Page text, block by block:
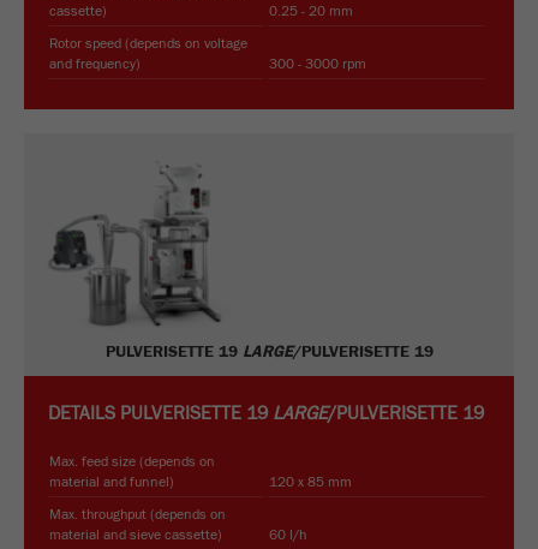
cassette)
0.25 - 20 mm
Rotor speed (depends on voltage
and frequency)
300 - 3000 rpm
PULVERISETTE 19 LARGE/PULVERISETTE 19
DETAILS PULVERISETTE 19 LARGE/PULVERISETTE 19
Max. feed size (depends on
material and funnel)
120 x 85 mm
Max. throughput (depends on
material and sieve cassette)
60 l/h